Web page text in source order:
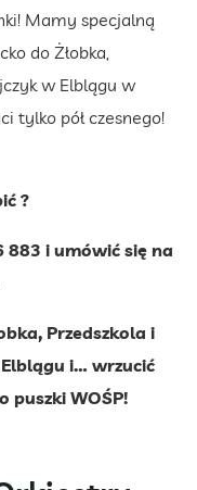
Mamy specjalną
do Żłobka,
w Elblągu w
tylko pół czesnego!
?
883 i umówić się na
Przedszkola i
i… wrzucić
puszki WOŚP!